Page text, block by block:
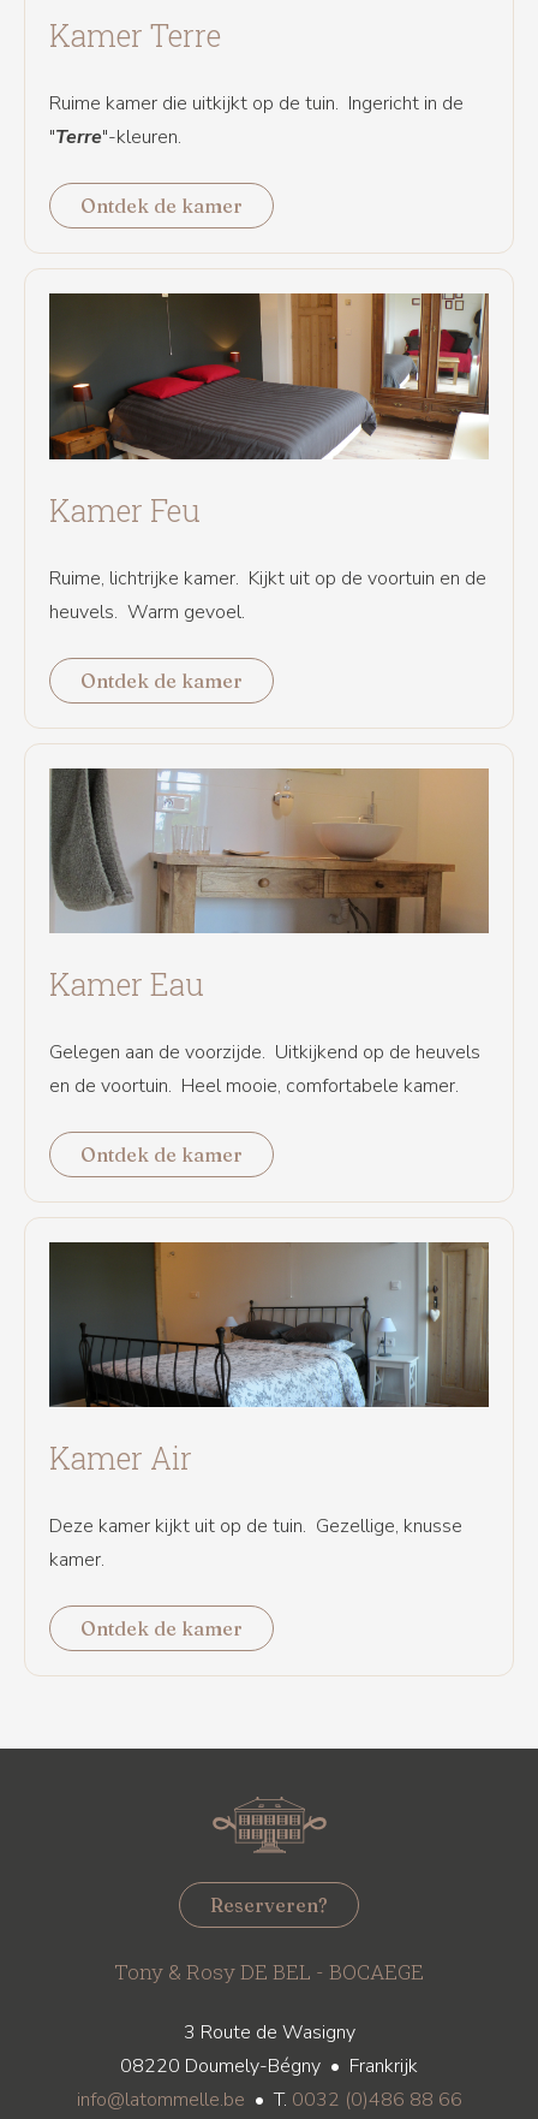
Kamer Terre
Ruime kamer die uitkijkt op de tuin. Ingericht in de
"Terre"-kleuren.
Ontdek de kamer
Kamer Feu
Ruime, lichtrijke kamer. Kijkt uit op de voortuin en de
heuvels. Warm gevoel.
Ontdek de kamer
Kamer Eau
Gelegen aan de voorzijde. Uitkijkend op de heuvels
en de voortuin. Heel mooie, comfortabele kamer.
Ontdek de kamer
Kamer Air
Deze kamer kijkt uit op de tuin. Gezellige, knusse
kamer.
Ontdek de kamer
Reserveren?
Tony & Rosy DE BEL - BOCAEGE
3 Route de Wasigny
08220 Doumely-Bégny • Frankrijk
info@latommelle.be • T. 0032 (0)486 88 66